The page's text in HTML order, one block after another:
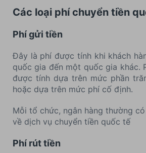
Các loại phí chuyển tiền
Phí gửi tiền
Đây là phí được tính khi khách
quốc gia đến một quốc gia khác.
được tính dựa trên mức phần
hoặc dựa trên mức phí cố định.
Mỗi tổ chức, ngân hàng thường
về dịch vụ chuyển tiền quốc tế
Phí rút tiền